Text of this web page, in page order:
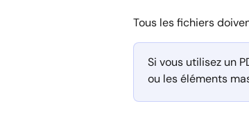
Tous les fichiers
Si vous utilisez un
ou les éléments